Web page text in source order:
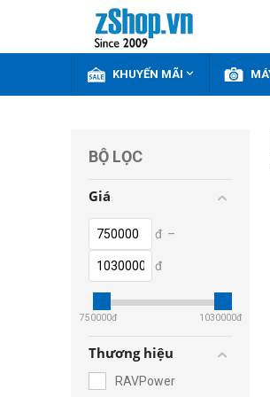
KHUYẾN MÃI 
BỘ LỌC
Giá
đ –
đ
750000đ 1030000đ
Thương hiệu
RAVPower